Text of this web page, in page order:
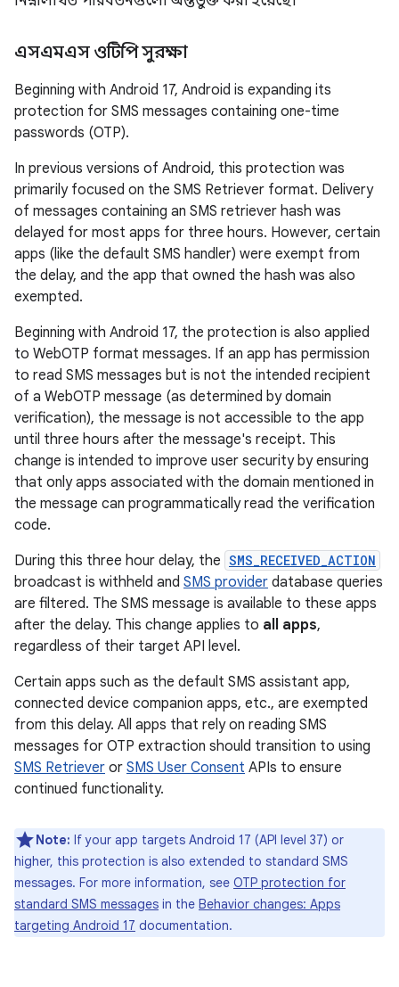
এসএমএস ওটিপি সুরক্ষা
Beginning with Android 17, Android is expanding its
protection for SMS messages containing one-time
passwords (OTP).
In previous versions of Android, this protection was
primarily focused on the SMS Retriever format. Delivery
of messages containing an SMS retriever hash was
delayed for most apps for three hours. However, certain
apps (like the default SMS handler) were exempt from
the delay, and the app that owned the hash was also
exempted.
Beginning with Android 17, the protection is also applied
to WebOTP format messages. If an app has permission
to read SMS messages but is not the intended recipient
of a WebOTP message (as determined by domain
verification), the message is not accessible to the app
until three hours after the message's receipt. This
change is intended to improve user security by ensuring
that only apps associated with the domain mentioned in
the message can programmatically read the verification
code.
During this three hour delay, the SMS_RECEIVED_ACTION
broadcast is withheld and SMS provider database queries
are filtered. The SMS message is available to these apps
after the delay. This change applies to all apps,
regardless of their target API level.
Certain apps such as the default SMS assistant app,
connected device companion apps, etc., are exempted
from this delay. All apps that rely on reading SMS
messages for OTP extraction should transition to using
SMS Retriever or SMS User Consent APIs to ensure
continued functionality.
Note: If your app targets Android 17 (API level 37) or
higher, this protection is also extended to standard SMS
messages. For more information, see OTP protection for
standard SMS messages in the Behavior changes: Apps
targeting Android 17 documentation.